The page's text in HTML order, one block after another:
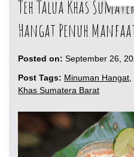
Teh Talua Khas
Hangat Penuh
Posted on: September 26,
Post Tags: Minuman Hangat
Khas Sumatera Barat